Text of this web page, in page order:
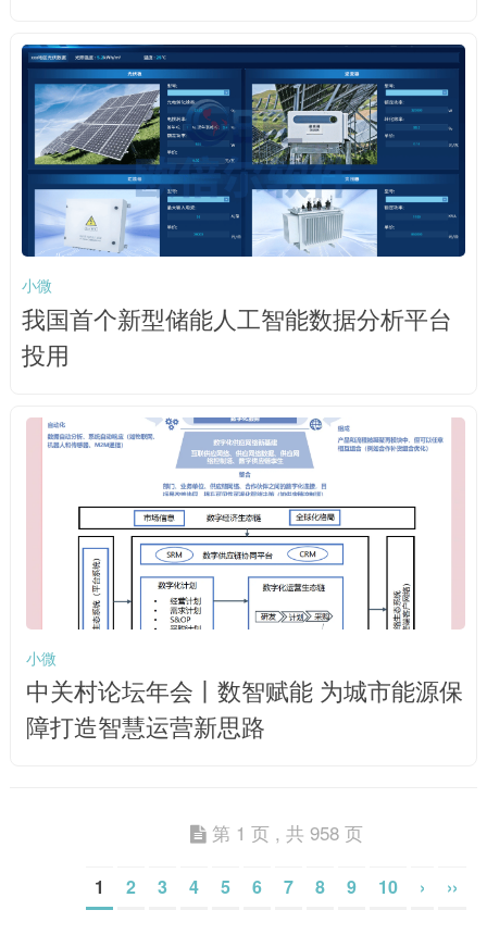
小微
我国首个新型储能人工智能数据分析平台
投用
小微
中关村论坛年会丨数智赋能 为城市能源保
障打造智慧运营新思路
第 1 页 , 共 958 页
1 2 3 4 5 6 7 8 9 10 › ››